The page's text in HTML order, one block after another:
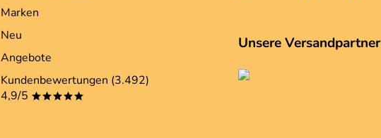
Marken
Neu
Angebote
Kundenbewertungen (3.492)
4,9/5 *****
Unsere Versandpartner